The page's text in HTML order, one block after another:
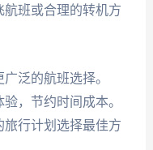
班或合理的转机方
泛的航班选择。
，节约时间成本。
行计划选择最佳方